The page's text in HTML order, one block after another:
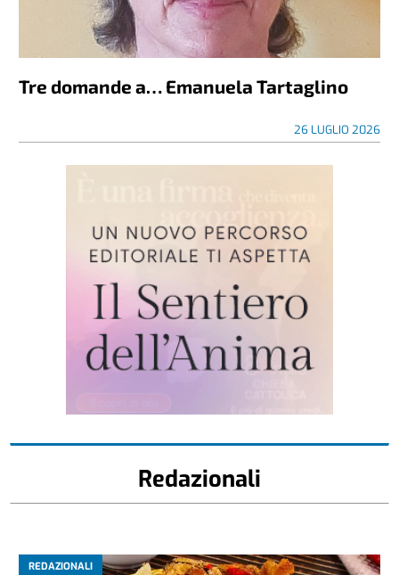
Tre domande a… Emanuela Tartaglino
26 LUGLIO 2026
Redazionali
REDAZIONALI